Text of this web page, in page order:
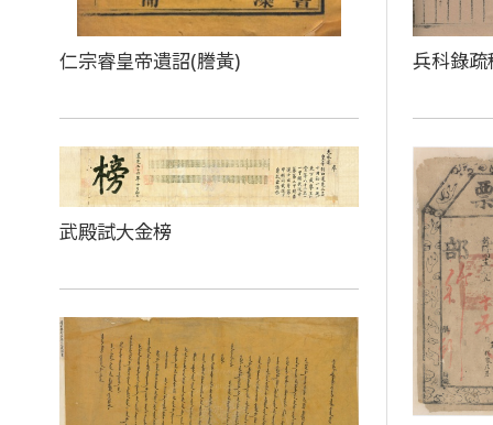
仁宗睿皇帝遺詔(謄黃) 兵科錄疏
武殿試大金榜